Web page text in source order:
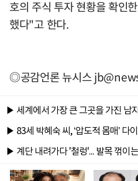
호의 주식 투자 현황을 확인
했다"고 한다.
◎공감언론 뉴시스